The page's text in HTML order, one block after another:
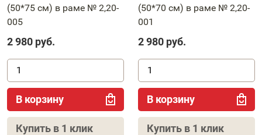
(50*75 см) в раме № 2,20-
005
2 980 руб.
В корзину
Купить в 1 клик
(50*70 см) в раме № 2,20-
001
2 980 руб.
В корзину
Купить в 1 клик